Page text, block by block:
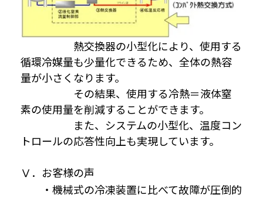
熱交換器の小型化により、使用する
循環冷媒量も少量化できるため、全体の熱容
量が小さくなります。
その結果、使用する冷熱＝液体窒
素の使用量を削減することができます。
また、システムの小型化、温度コン
トロールの応答性向上も実現しています。
Ⅴ．お客様の声
・機械式の冷凍装置に比べて故障が圧倒的